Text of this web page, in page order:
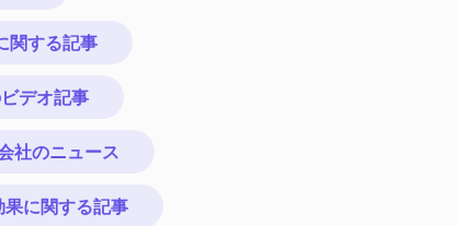
関する記事
デオ記事
社のニュース
果に関する記事